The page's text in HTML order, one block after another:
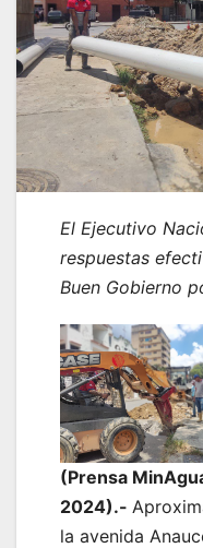
El Ejecutivo
respuestas
Buen Gobierno
(Prensa
2024).-
la avenida